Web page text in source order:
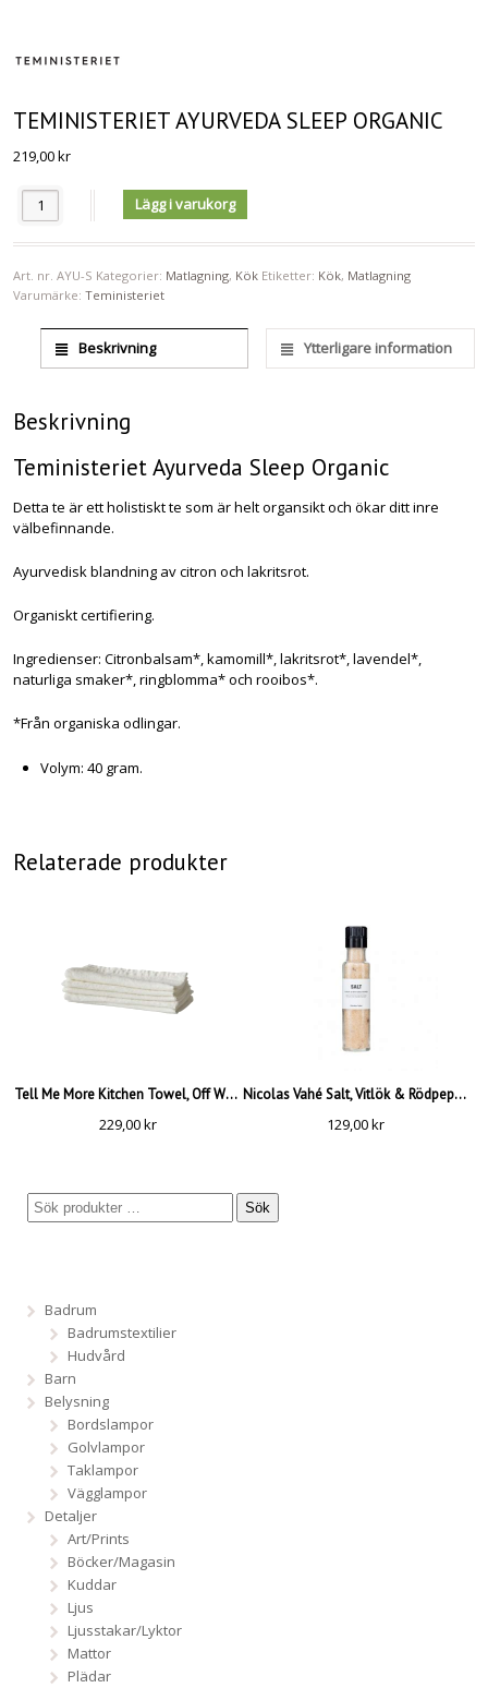
TEMINISTERIET AYURVEDA SLEEP ORGANIC
219,00kr
Antal Lägg i varukorg
Art. nr.AYU-S Kategorier: Matlagning, Kök Etiketter: Kök, Matlagning
Varumärke:Teministeriet
Beskrivning Ytterligare information
Beskrivning
Teministeriet Ayurveda Sleep Organic
Detta te är ett holistiskt te som är helt organsikt och ökar ditt inre
välbefinnande.
Ayurvedisk blandning av citron och lakritsrot.
Organiskt certifiering.
Ingredienser: Citronbalsam*, kamomill*, lakritsrot*, lavendel*,
naturliga smaker*, ringblomma* och rooibos*.
*Från organiska odlingar.
Volym: 40 gram.
Relaterade produkter
Tell Me More Kitchen Towel, Off White
229,00kr
Nicolas Vahé Salt, Vitlök & Rödpeppar
129,00kr
Sök
Badrum
Badrumstextilier
Hudvård
Barn
Belysning
Bordslampor
Golvlampor
Taklampor
Vägglampor
Detaljer
Art/Prints
Böcker/Magasin
Kuddar
Ljus
Ljusstakar/Lyktor
Mattor
Plädar